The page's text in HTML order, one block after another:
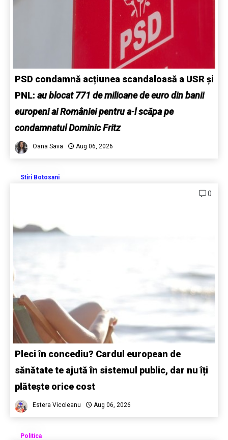
PSD condamnă acțiunea scandaloasă a USR și
PNL: au blocat 771 de milioane de euro din banii
europeni ai României pentru a-l scăpa pe
condamnatul Dominic Fritz
Oana Sava Aug 06, 2026
Stiri Botosani
0
Pleci în concediu? Cardul european de
sănătate te ajută în sistemul public, dar nu îți
plătește orice cost
Estera Vicoleanu Aug 06, 2026
Politica